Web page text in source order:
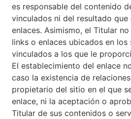
es responsable del contenido
vinculados ni del resultado
enlaces. Asimismo, el Titular
links o enlaces ubicados en los
vinculados a los que le
El establecimiento del enlace
caso la existencia de
propietario del sitio en el que
enlace, ni la aceptación o
Titular de sus contenidos o